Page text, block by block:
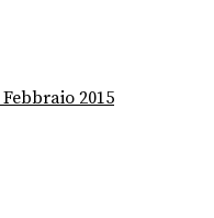
Febbraio 2015